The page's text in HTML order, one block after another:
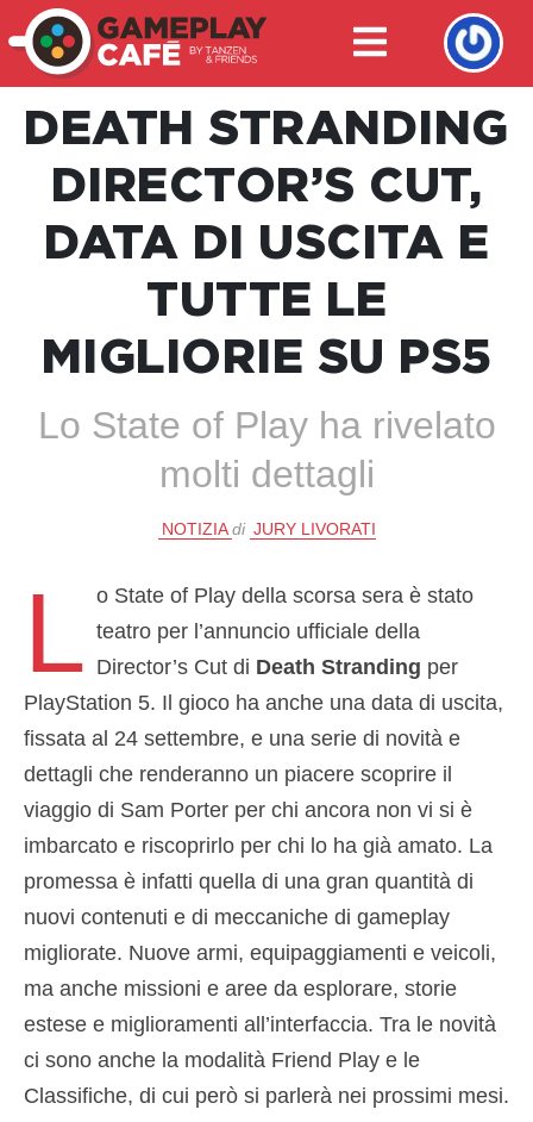
DEATH STRANDING
DIRECTOR’S CUT,
DATA DI USCITA E
TUTTE LE
MIGLIORIE SU PS5
Lo State of Play ha rivelato
molti dettagli
NOTIZIA di JURY LIVORATI
L o State of Play della scorsa sera è stato
teatro per l’annuncio ufficiale della
Director’s Cut di Death Stranding per
PlayStation 5. Il gioco ha anche una data di uscita,
fissata al 24 settembre, e una serie di novità e
dettagli che renderanno un piacere scoprire il
viaggio di Sam Porter per chi ancora non vi si è
imbarcato e riscoprirlo per chi lo ha già amato. La
promessa è infatti quella di una gran quantità di
nuovi contenuti e di meccaniche di gameplay
migliorate. Nuove armi, equipaggiamenti e veicoli,
ma anche missioni e aree da esplorare, storie
estese e miglioramenti all’interfaccia. Tra le novità
ci sono anche la modalità Friend Play e le
Classifiche, di cui però si parlerà nei prossimi mesi.